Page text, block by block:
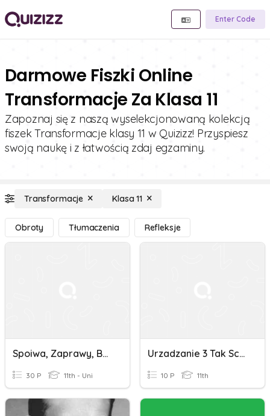
Enter Code
Darmowe Fiszki Online
Transformacje Za Klasa 11
Zapoznaj się z naszą wyselekcjonowaną kolekcją
fiszek Transformacje klasy 11 w Quizizz! Przyspiesz
swoją naukę i z łatwością zdaj egzaminy.
Transformacje Klasa 11
Obroty Tłumaczenia Refleksje
Spoiwa, Zaprawy, Beton
30 P 11th - Uni
Urzadzanie 3 Tak Schody
10 P 11th